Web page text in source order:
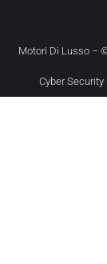
Motori Di Lusso –
Cyber Security